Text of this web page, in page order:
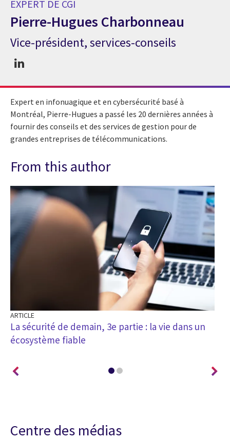
EXPERT DE CGI
Pierre-Hugues Charbonneau
Expert de CGI Pierre-Hugues Charbonneau
Vice-président, services-conseils
Expert en infonuagique et en cybersécurité basé à
Montréal, Pierre-Hugues a passé les 20 dernières années à
fournir des conseils et des services de gestion pour de
grandes entreprises de télécommunications.
From this author
ARTICLE
La sécurité de demain, 3e partie : la vie dans un
écosystème fiable
Centre des médias